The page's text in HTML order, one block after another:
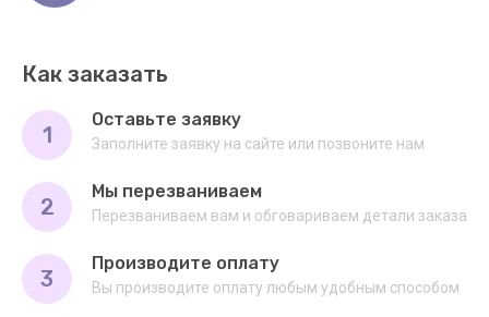
Как заказать
1
Оставьте заявку
Заполните заявку на сайте или позвоните нам
2
Мы перезваниваем
Перезваниваем вам и обговариваем детали заказа
3
Производите оплату
Вы производите оплату любым удобным способом